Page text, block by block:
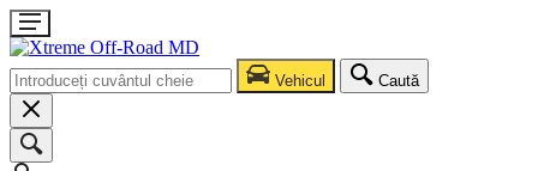
Vehicul Caută